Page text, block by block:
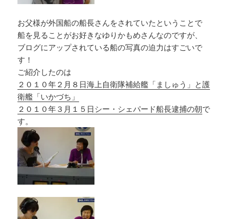
お父様が外国船の船長さんをされていたということで
船を見ることがお好きなゆりかもめさんなのですが、
ブログにアップされている船の写真の迫力はすごいで
す！
ご紹介したのは
２０１０年２月８日海上自衛隊補給艦「ましゅう」と護
衛艦「いかづち」
２０１０年３月１５日シー・シェパード船長逮捕の朝で
す。